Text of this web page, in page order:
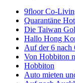
9floor Co-
Quarantäne
Die Taiwan
Hallo Hong
Auf der 6 nach
Von Hobbiton
Hobbiton
Auto mieten